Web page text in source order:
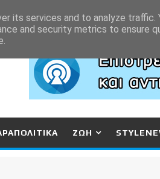
ΖΩΗ
its services and to analyze traffic.
and security metrics to ensure